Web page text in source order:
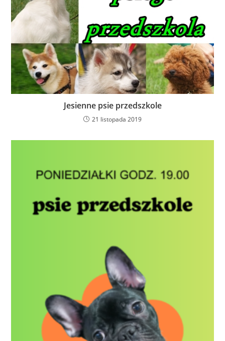
Jesienne psie przedszkole
21 listopada 2019